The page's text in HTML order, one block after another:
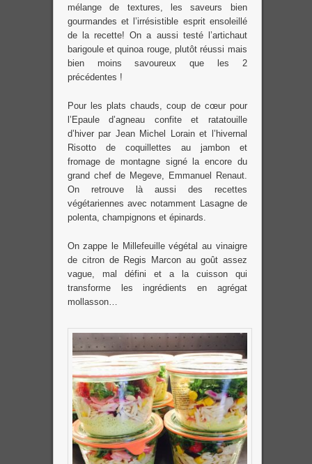
mélange de textures, les saveurs bien
gourmandes et l’irrésistible esprit ensoleillé
de la recette! On a aussi testé l’artichaut
barigoule et quinoa rouge, plutôt réussi mais
bien moins savoureux que les 2
précédentes !
Pour les plats chauds, coup de cœur pour
l’Epaule d’agneau confite et ratatouille
d’hiver par Jean Michel Lorain et l’hivernal
Risotto de coquillettes au jambon et
fromage de montagne signé la encore du
grand chef de Megeve, Emmanuel Renaut.
On retrouve là aussi des recettes
végétariennes avec notamment Lasagne de
polenta, champignons et épinards.
On zappe le Millefeuille végétal au vinaigre
de citron de Regis Marcon au goût assez
vague, mal défini et a la cuisson qui
transforme les ingrédients en agrégat
mollasson…